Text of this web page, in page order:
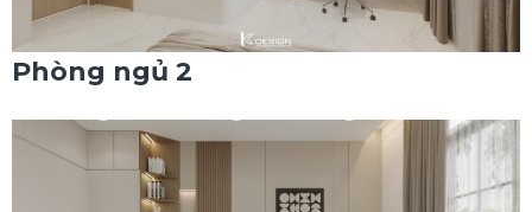
Phòng ngủ 2